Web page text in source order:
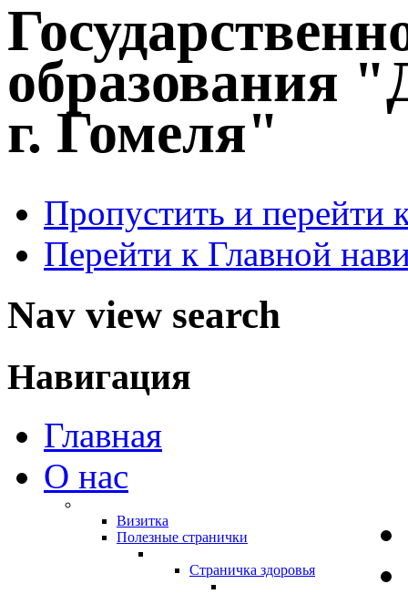
образования
г. Гомеля"
Пропустить и перейти
Перейти к Главной
Nav view search
Навигация
Главная
О нас
Визитка
Полезные странички
Страничка здоровья